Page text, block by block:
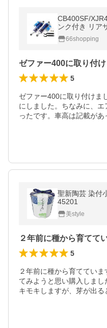
CB400SF/
ンク付き リア
66shopping
ゼファー400に取り付
5
ゼファー400に取り付けま
にしました。ちなみに、
ったです。車高は記載があ
聖新陶芸 染付
45201
美style
5
２年前に種から育ててい
てみようと思い購入しま
キモキしますが、芽が出る